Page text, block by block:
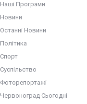
Наші Програми
Новини
Останні Новини
Політика
Спорт
Суспільство
Фоторепортажі
Червоноград Сьогодні